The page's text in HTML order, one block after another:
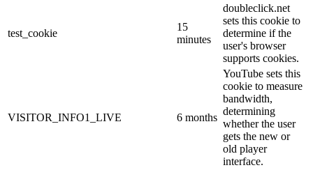
test_cookie
15
minutes
doubleclick.net
sets this cookie to
determine if the
user's browser
supports cookies.
VISITOR_INFO1_LIVE 6 months
YouTube sets this
cookie to measure
bandwidth,
determining
whether the user
gets the new or
old player
interface.